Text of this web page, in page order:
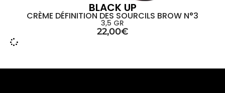
BLACK UP
CRÈME DÉFINITION DES SOURCILS BROW N°3
3,5 GR
22,00€